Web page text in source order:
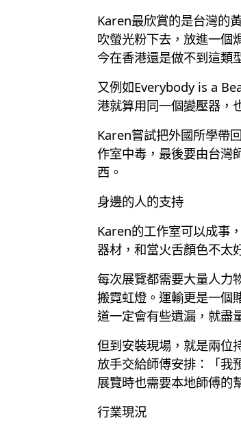
Karen最欣賞的是台灣的
吹螢光粉下去，放進一個
今在香港還是做不到這類
又例如Everybody is a
港就算用同一個變壓器，
Karen嘗試把外國所學帶
作室中毒，最後要由台灣
西。
身邊的人的支持
Karen的工作室可以成事
器材，和當火舌顏色不太
每次展覽都需要大量人力
搬霓虹燈。運輸更是一個
道一定會有些遺漏，就盡
但到安裝現場，就是兩位
放手交給師傅安排：「我
展覽時也需要本地師傅的
行業現況